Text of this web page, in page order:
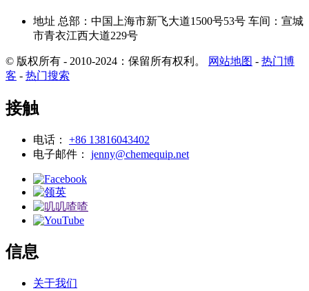
地址 总部：中国上海市新飞大道1500号53号 车间：宣城
市青衣江西大道229号
© 版权所有 - 2010-2024：保留所有权利。 网站地图 - 热门博
客 - 热门搜索
接触
电话：
+86 13816043402
电子邮件：
jenny@chemequip.net
信息
关于我们